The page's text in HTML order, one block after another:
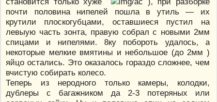
почти половина нипелей пошла в утиль — их
крутили плоскогубцами, оставшиеся пустил на
левыую часть зонта, правую собрал с новыми 2мм
спицами и нипелями. 8ку побороть удалось, а
некоторые мелкие вмятины и небольшое (до 2мм )
яйцо остались. Это оказалось гораздо сложнее, чем
вчистую собирать колесо.
Теперь из неродного только камеры, колодки,
дублеры с багажником да 2-3 потеряных или